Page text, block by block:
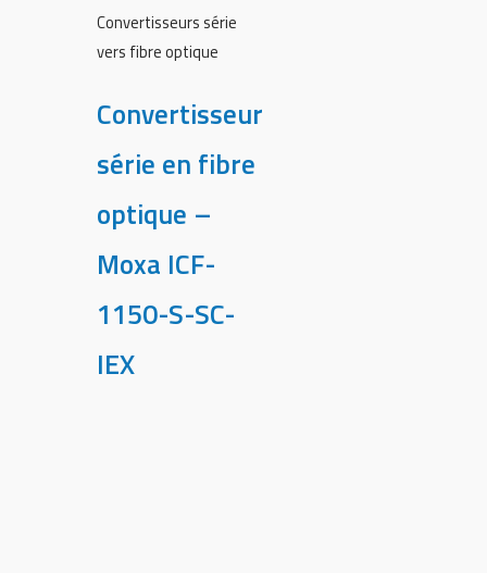
Convertisseurs série
vers fibre optique
Convertisseur
série en fibre
optique –
Moxa ICF-
1150-S-SC-
IEX